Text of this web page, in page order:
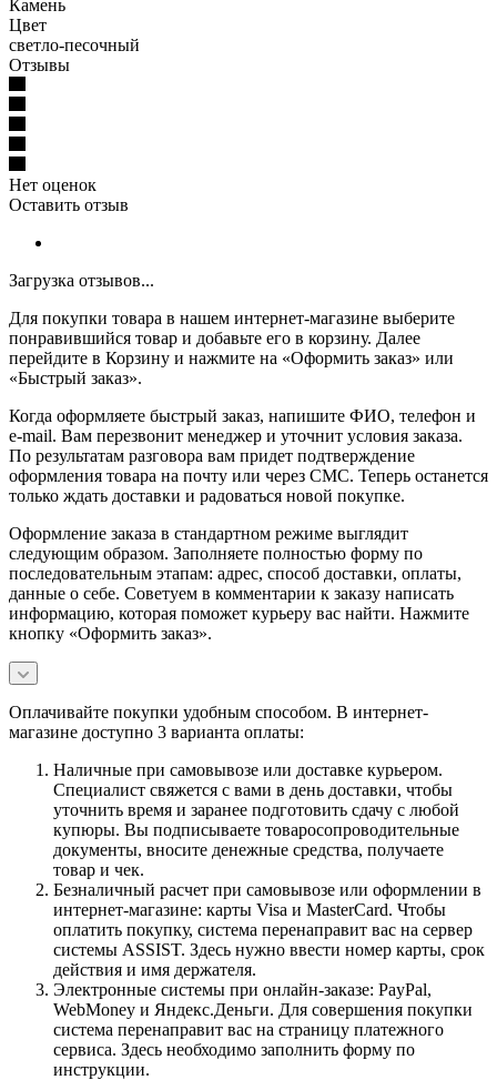
Камень
Цвет
светло-песочный
Отзывы
Нет оценок
Оставить отзыв
Загрузка отзывов...
Для покупки товара в нашем интернет-магазине выберите
понравившийся товар и добавьте его в корзину. Далее
перейдите в Корзину и нажмите на «Оформить заказ» или
«Быстрый заказ».
Когда оформляете быстрый заказ, напишите ФИО, телефон и
e-mail. Вам перезвонит менеджер и уточнит условия заказа.
По результатам разговора вам придет подтверждение
оформления товара на почту или через СМС. Теперь останется
только ждать доставки и радоваться новой покупке.
Оформление заказа в стандартном режиме выглядит
следующим образом. Заполняете полностью форму по
последовательным этапам: адрес, способ доставки, оплаты,
данные о себе. Советуем в комментарии к заказу написать
информацию, которая поможет курьеру вас найти. Нажмите
кнопку «Оформить заказ».
Оплачивайте покупки удобным способом. В интернет-
магазине доступно 3 варианта оплаты:
Наличные при самовывозе или доставке курьером.
Специалист свяжется с вами в день доставки, чтобы
уточнить время и заранее подготовить сдачу с любой
купюры. Вы подписываете товаросопроводительные
документы, вносите денежные средства, получаете
товар и чек.
Безналичный расчет при самовывозе или оформлении в
интернет-магазине: карты Visa и MasterCard. Чтобы
оплатить покупку, система перенаправит вас на сервер
системы ASSIST. Здесь нужно ввести номер карты, срок
действия и имя держателя.
Электронные системы при онлайн-заказе: PayPal,
WebMoney и Яндекс.Деньги. Для совершения покупки
система перенаправит вас на страницу платежного
сервиса. Здесь необходимо заполнить форму по
инструкции.